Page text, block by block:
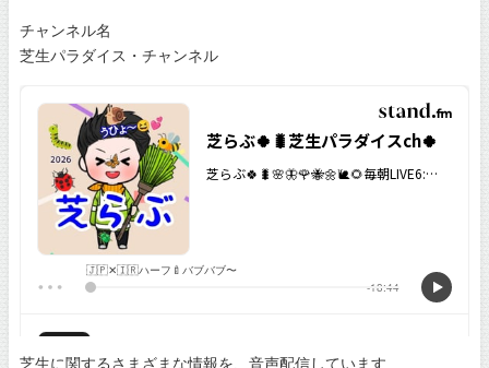
チャンネル名
芝生パラダイス・チャンネル
芝生に関するさまざまな情報を、音声配信しています